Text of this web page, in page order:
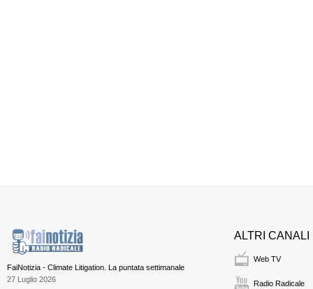
FaiNotizia - Climate Litigation. La puntata settimanale
27 Luglio 2026
ALTRI CANALI
Web TV
Radio Radicale